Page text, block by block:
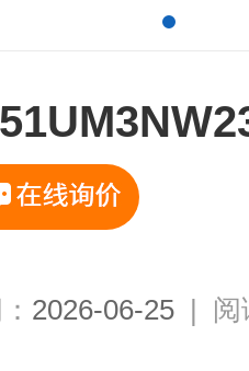
2026-06-25 | 阅